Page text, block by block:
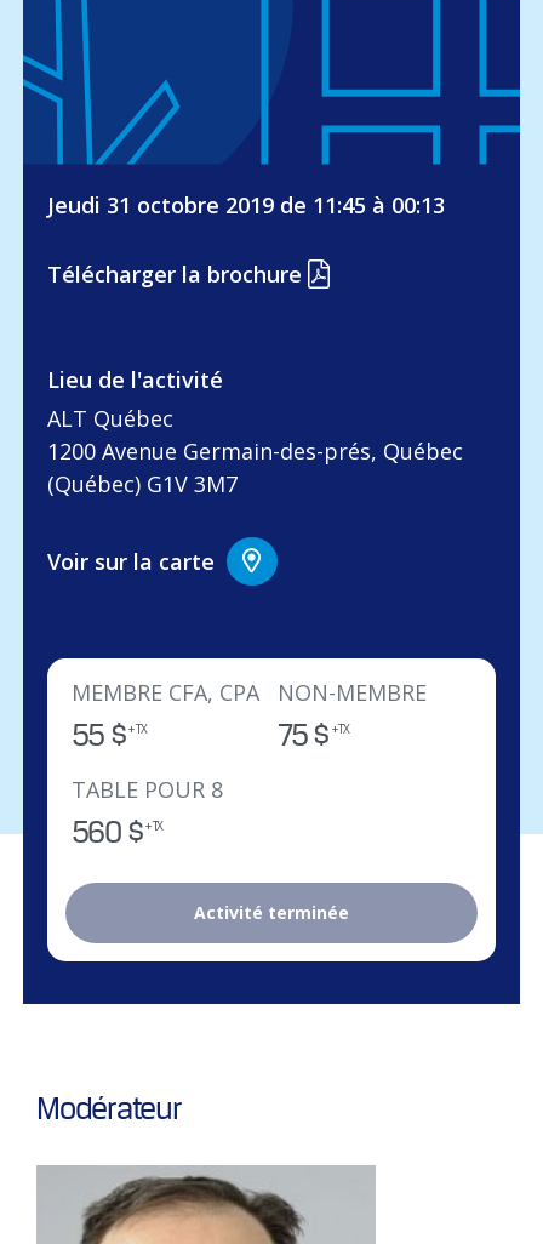
Jeudi 31 octobre 2019 de 11:45 à 00:13
Télécharger la brochure
Lieu de l'activité
ALT Québec
1200 Avenue Germain-des-prés, Québec
(Québec) G1V 3M7
Voir sur la carte
MEMBRE CFA, CPA
55 $+ TX
NON-MEMBRE
75 $ + TX
TABLE POUR 8
560 $+ TX
Activité terminée
Modérateur